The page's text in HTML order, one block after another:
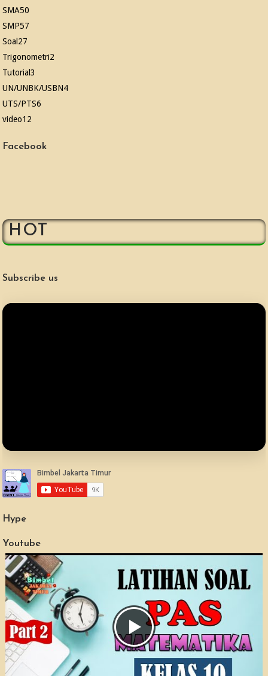
SMA50
SMP57
Soal 27
Trigonometri2
Tutorial3
UN/UNBK/USBN4
UTS/PTS6
video12
Facebook
HOT
Subscribe us
Hype
Youtube